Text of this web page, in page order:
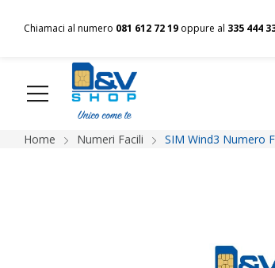
Chiamaci al numero 081 612 72 19 oppure al 335 444
HOME Chi siamo Shop Spedizioni
Home Numeri Facili SIM Wind3 Numero